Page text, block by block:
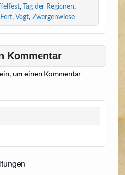
, Tag der Regionen,
, Vogt, Zwergenwiese
Kommentar
um einen Kommentar